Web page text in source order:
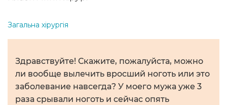
Загальна хірургія
Здравствуйте! Скажите, пожалуйста, можно
ли вообще вылечить вросший ноготь или это
заболевание навсегда? У моего мужа уже 3
раза срывали ноготь и сейчас опять